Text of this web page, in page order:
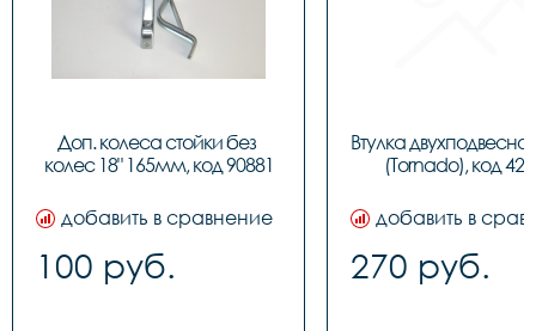
Доп. колеса стойки без
колес 18" 165мм, код 90881
добавить в сравнение
100 руб.
Втулка
(Tornado), код
добавить в
270 руб.